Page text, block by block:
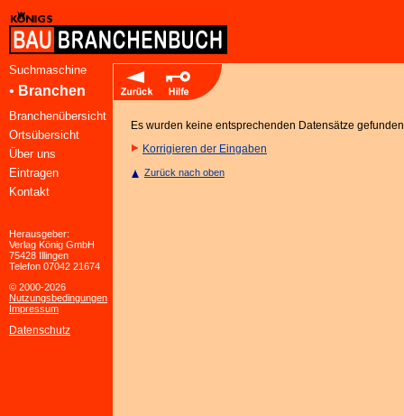
Suchmaschine
• Branchen
Branchenübersicht
Ortsübersicht
Über uns
Eintragen
Kontakt
Herausgeber:
Verlag König GmbH
75428 Illingen
Telefon 07042 21674
© 2000-2026
Nutzungsbedingungen
Impressum
Datenschutz
Es wurden keine entsprechenden Datensätze
Korrigieren der Eingaben
Zurück nach oben